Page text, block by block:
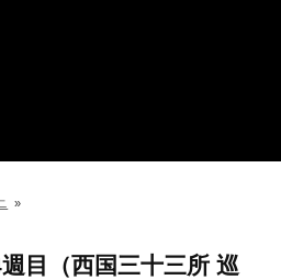
»
目（西国三十三所 巡